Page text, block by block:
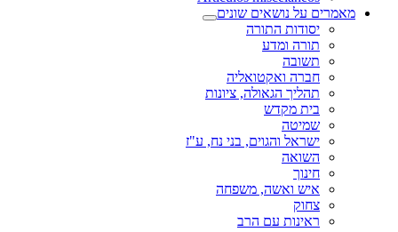
מאמרים על נושאים שונים
יסודות התורה
תורה ומדע
תשובה
חברה ואקטואליה
תהליך הגאולה, ציונות
בית מקדש
שמיטה
ישראל והגוים, בני נח, ע"ז
השואה
חינוך
איש ואשה, משפחה
צחוק
ראינות עם הרב